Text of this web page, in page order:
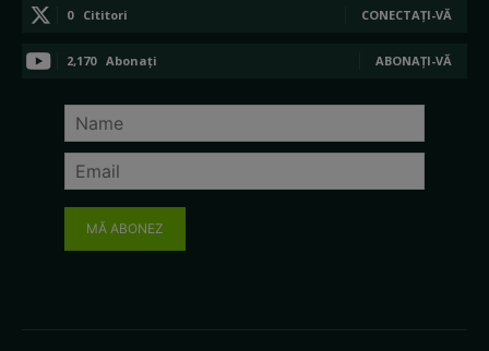
0 Cititori CONECTAȚI-VĂ
2,170 Abonați ABONAȚI-VĂ
MĂ ABONEZ